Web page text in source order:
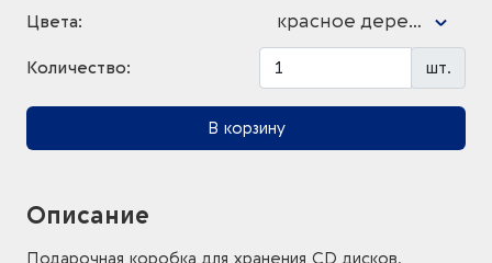
Цвета: красное дерево
Количество: шт.
В корзину
Описание
Подарочная коробка для хранения CD дисков.